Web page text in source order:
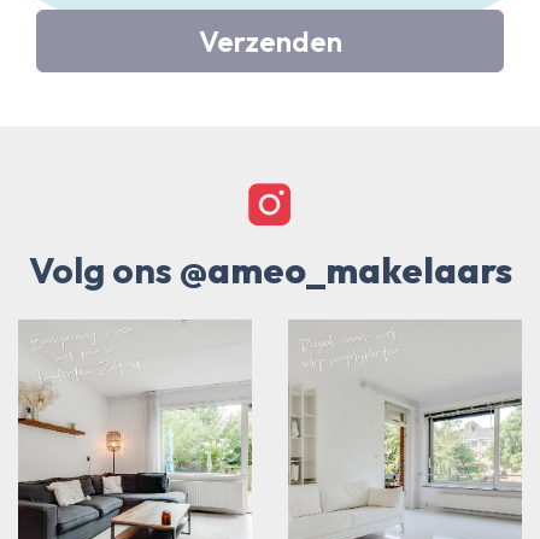
Verzenden
Volg ons @ameo_makelaars